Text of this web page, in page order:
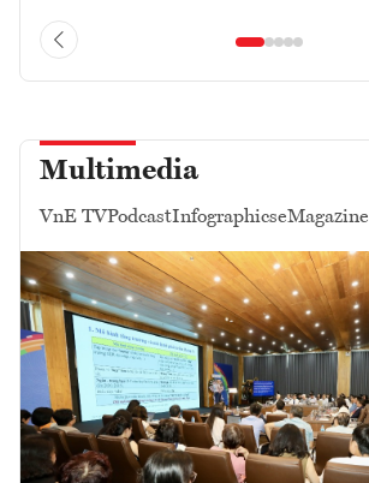
Multimedia
VnE TVPodcastInfographicseMagazine